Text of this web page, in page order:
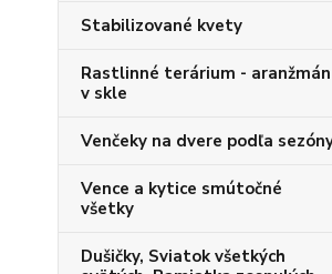
Stabilizované kvety
Rastlinné terárium - aranžmán
v skle
Venčeky na dvere podľa
Vence a kytice smútočné
všetky
Dušičky, Sviatok všetkých